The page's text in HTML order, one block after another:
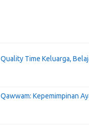
Quality Time Keluarga,
Qawwam: Kepemimpinan